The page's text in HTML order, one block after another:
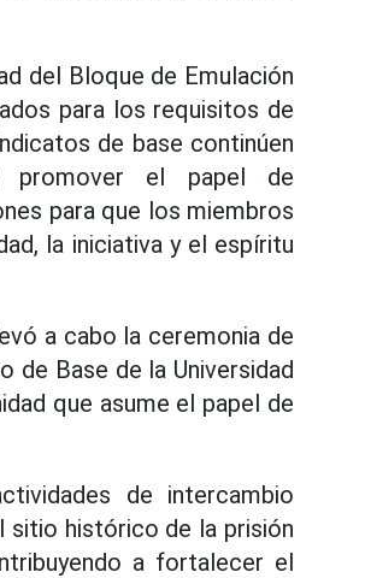
del Bloque de Emulación
para los requisitos de
de base continúen
promover el papel de
para que los miembros
la iniciativa y el espíritu
a cabo la ceremonia de
de Base de la Universidad
que asume el papel de
de intercambio
sitio histórico de la prisión
a fortalecer el